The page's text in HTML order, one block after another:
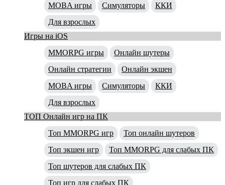
MOBA игры
Симуляторы
ККИ
Для взрослых
Игры на iOS
MMORPG игры
Онлайн шутеры
Онлайн стратегии
Онлайн экшен
MOBA игры
Симуляторы
ККИ
Для взрослых
ТОП Онлайн игр на ПК
Топ MMORPG игр
Топ онлайн шутеров
Топ экшен игр
Топ MMORPG для слабых ПК
Топ шутеров для слабых ПК
Топ игр для слабых ПК